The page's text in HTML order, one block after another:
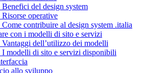
Benefici del design system
operative
Come contribuire al design system .italia
con i modelli di sito e servizi
Vantaggi dell’utilizzo dei modelli
I modelli di sito e servizi disponibili
allo sviluppo